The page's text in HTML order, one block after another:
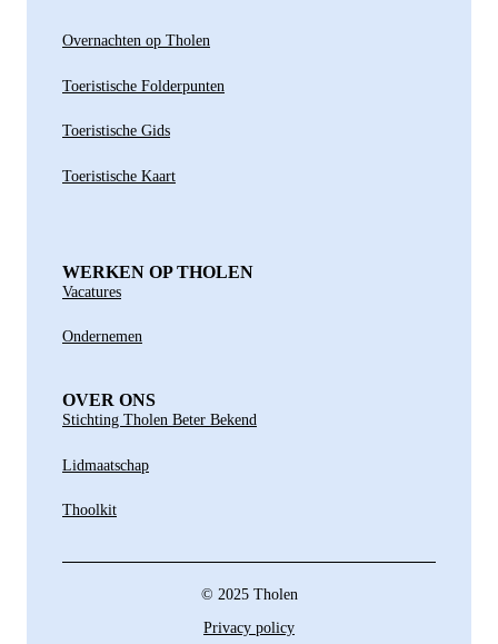
Overnachten op Tholen
Toeristische Folderpunten
Toeristische Gids
Toeristische Kaart
WERKEN OP THOLEN
Vacatures
Ondernemen
OVER ONS
Stichting Tholen Beter Bekend
Lidmaatschap
Thoolkit
© 2025 Tholen
Privacy policy